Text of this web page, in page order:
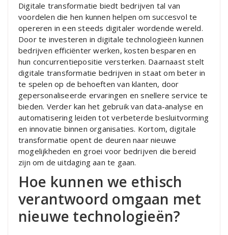
Digitale transformatie biedt bedrijven tal van
voordelen die hen kunnen helpen om succesvol te
opereren in een steeds digitaler wordende wereld.
Door te investeren in digitale technologieën kunnen
bedrijven efficiënter werken, kosten besparen en
hun concurrentiepositie versterken. Daarnaast stelt
digitale transformatie bedrijven in staat om beter in
te spelen op de behoeften van klanten, door
gepersonaliseerde ervaringen en snellere service te
bieden. Verder kan het gebruik van data-analyse en
automatisering leiden tot verbeterde besluitvorming
en innovatie binnen organisaties. Kortom, digitale
transformatie opent de deuren naar nieuwe
mogelijkheden en groei voor bedrijven die bereid
zijn om de uitdaging aan te gaan.
Hoe kunnen we ethisch
verantwoord omgaan met
nieuwe technologieën?